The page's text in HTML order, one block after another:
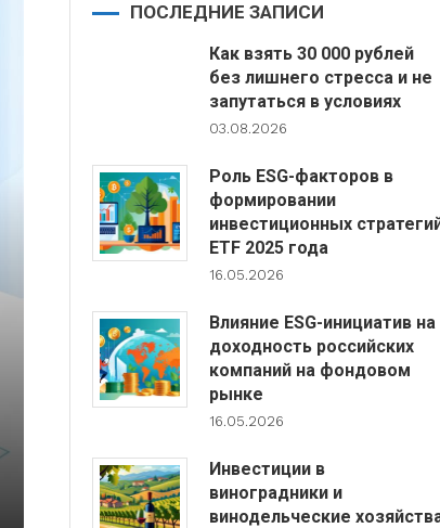
ПОСЛЕДНИЕ ЗАПИСИ
Как взять 30 000 рублей
без лишнего стресса и не
запутаться в условиях
03.08.2026
Роль ESG-факторов в
формировании
инвестиционных
ETF 2025 года
16.05.2026
Влияние ESG-инициатив на
доходность российских
компаний на фондовом
рынке
16.05.2026
Инвестиции в
виноградники и
винодельческие